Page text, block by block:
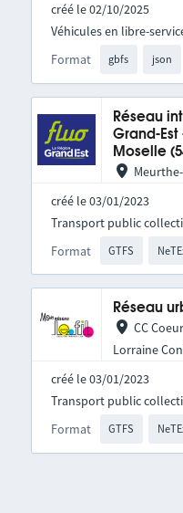
créé le 02/10/2025
Format gbfs json
Véhicules en libre-
Réseau
Grand-
Moselle
créé le 03/01/2023
Format GTFS
Transport public
Réseau
CC
Lorraine
créé le 03/01/2023
Format GTFS
Transport public